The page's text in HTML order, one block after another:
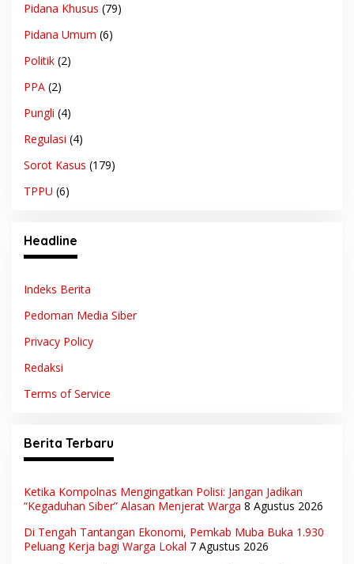
Pidana Khusus (79)
Pidana Umum (6)
Politik (2)
PPA (2)
Pungli (4)
Regulasi (4)
Sorot Kasus (179)
TPPU (6)
Headline
Indeks Berita
Pedoman Media Siber
Privacy Policy
Redaksi
Terms of Service
Berita Terbaru
Ketika Kompolnas Mengingatkan Polisi: Jangan Jadikan
“Kegaduhan Siber” Alasan Menjerat Warga 8 Agustus 2026
Di Tengah Tantangan Ekonomi, Pemkab Muba Buka 1.930
Peluang Kerja bagi Warga Lokal 7 Agustus 2026